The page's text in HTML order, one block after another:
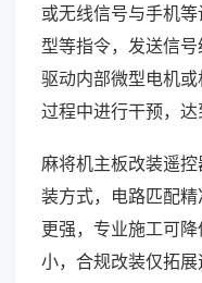
或无线信号与手机
型等指令，发送信
驱动内部微型电机
过程中进行干预，达
麻将机主板改装遥
装方式，电路匹配
更强，专业施工可
小，合规改装仅拓